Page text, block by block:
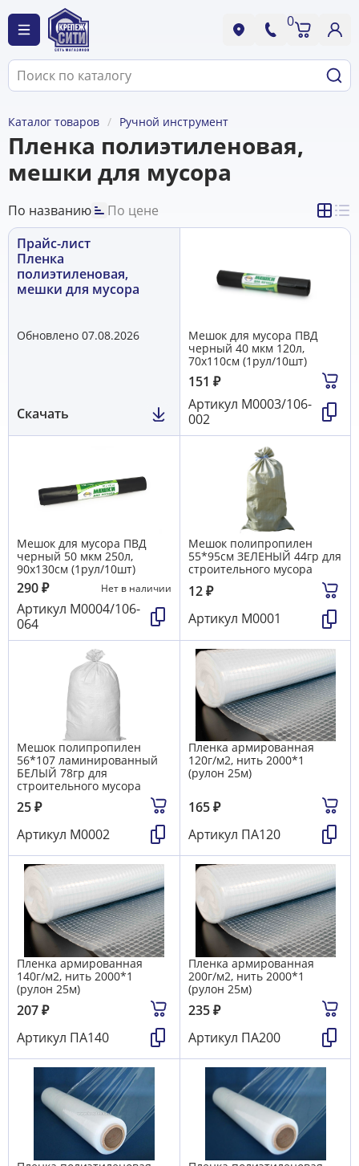
0
Каталог товаров Ручной инструмент
Пленка полиэтиленовая,
мешки для мусора
По названию
По цене
Прайс-лист
Пленка
полиэтиленовая,
мешки для мусора
Обновлено 07.08.2026
Скачать
Мешок для мусора ПВД
черный 40 мкм 120л,
70х110см (1рул/10шт)
151 ₽
Артикул М0003/106-
002
Мешок для мусора ПВД
черный 50 мкм 250л,
90х130см (1рул/10шт)
290₽ Нет в наличии
Артикул М0004/106-
064
Мешок полипропилен
55*95см ЗЕЛЕНЫЙ 44гр для
строительного мусора
12₽
Артикул М0001
Мешок полипропилен
56*107 ламинированный
БЕЛЫЙ 78гр для
строительного мусора
25₽
Артикул М0002
Пленка армированная
120г/м2, нить 2000*1
(рулон 25м)
165₽
Артикул ПА120
Пленка армированная
140г/м2, нить 2000*1
(рулон 25м)
207₽
Артикул ПА140
Пленка армированная
200г/м2, нить 2000*1
(рулон 25м)
235₽
Артикул ПА200